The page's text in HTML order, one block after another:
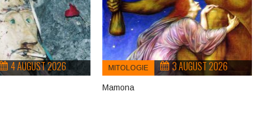
4 AUGUST 2026 MITOLOGIE 3 AUGUST 2026
Mamona